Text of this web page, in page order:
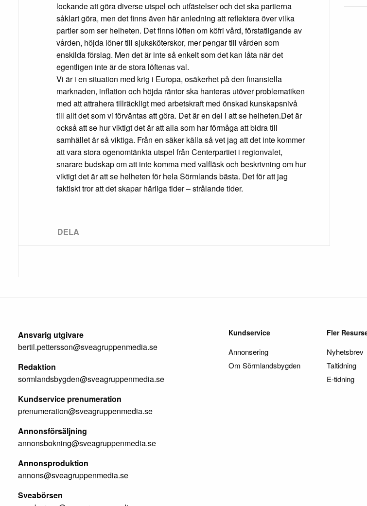
lockande att göra diverse utspel och utfästelser och det ska partierna
såklart göra, men det finns även här anledning att reflektera över vilka
partier som ser helheten. Det finns löften om köfri vård, förstatligande av
vården, höjda löner till sjuksköterskor, mer pengar till vården som
enskilda förslag. Men det är inte så enkelt som det kan låta när det
egentligen inte är de stora löftenas val.
Vi är i en situation med krig i Europa, osäkerhet på den finansiella
marknaden, inflation och höjda räntor ska hanteras utöver problematiken
med att attrahera tillräckligt med arbetskraft med önskad kunskapsnivå
till allt det som vi förväntas att göra. Det är en del i att se helheten.Det är
också att se hur viktigt det är att alla som har förmåga att bidra till
samhället är så viktiga. Från en säker källa så vet jag att det inte kommer
att vara stora ogenomtänkta utspel från Centerpartiet i regionvalet,
snarare budskap om att inte komma med valfläsk och beskrivning om hur
viktigt det är att se helheten för hela Sörmlands bästa. Det för att jag
faktiskt tror att det skapar härliga tider – strålande tider.
Ansvarig utgivare
bertil.pettersson@sveagruppenmedia.se
Redaktion
sormlandsbygden@sveagruppenmedia.se
Kundservice prenumeration
prenumeration@sveagruppenmedia.se
Annonsförsäljning
annonsbokning@sveagruppenmedia.se
Annonsproduktion
annons@sveagruppenmedia.se
Sveabörsen
Kundservice
Annonsering
Om Sörmlandsbygden
Fler
Nyhetsbrev
Taltidning
E-tidning